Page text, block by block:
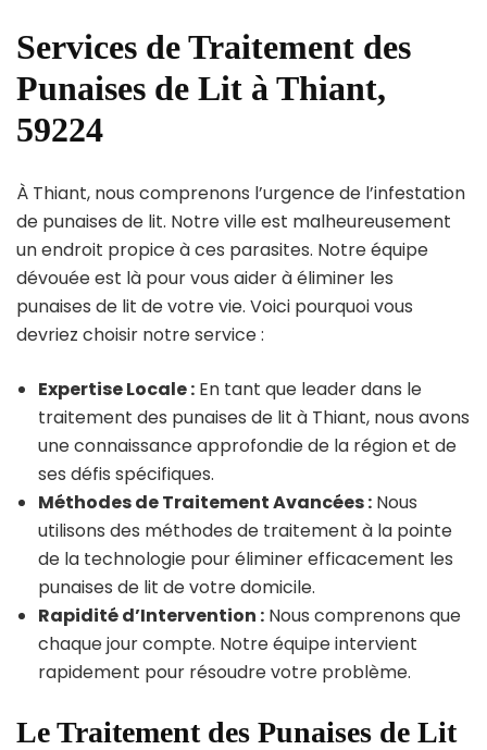
Services de Traitement des
Punaises de Lit à Thiant,
59224
À Thiant, nous comprenons l’urgence de l’infestation
de punaises de lit. Notre ville est malheureusement
un endroit propice à ces parasites. Notre équipe
dévouée est là pour vous aider à éliminer les
punaises de lit de votre vie. Voici pourquoi vous
devriez choisir notre service :
Expertise Locale : En tant que leader dans le
traitement des punaises de lit à Thiant, nous avons
une connaissance approfondie de la région et de
ses défis spécifiques.
Méthodes de Traitement Avancées : Nous
utilisons des méthodes de traitement à la pointe
de la technologie pour éliminer efficacement les
punaises de lit de votre domicile.
Rapidité d’Intervention : Nous comprenons que
chaque jour compte. Notre équipe intervient
rapidement pour résoudre votre problème.
Le Traitement des Punaises de Lit